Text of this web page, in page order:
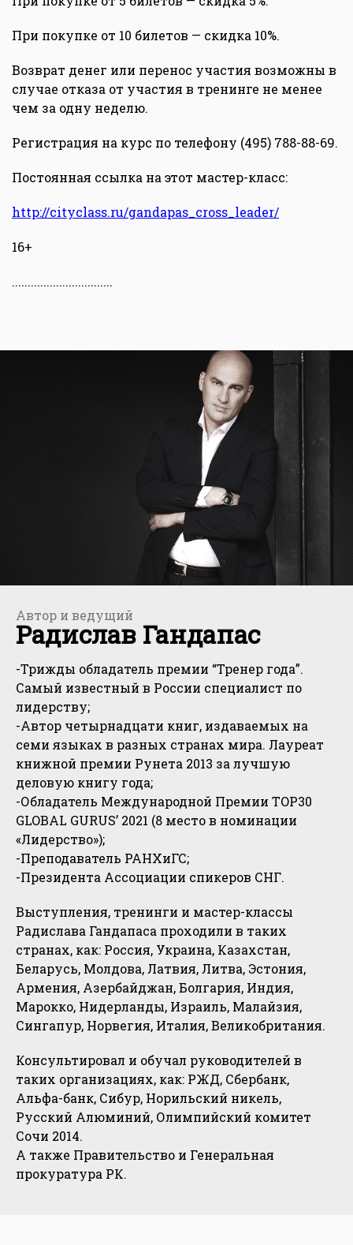
При покупке от 10 билетов — скидка 10%.
Возврат денег или перенос участия возможны в
случае отказа от участия в тренинге не менее
чем за одну неделю.
Регистрация на курс по телефону (495) 788-88-69.
Постоянная ссылка на этот мастер-класс:
http://cityclass.ru/gandapas_cross_leader/
16+
................................
Автор и ведущий
Радислав Гандапас
-Трижды обладатель премии “Тренер года”.
Самый известный в России специалист по
лидерству;
-Автор четырнадцати книг, издаваемых на
семи языках в разных странах мира. Лауреат
книжной премии Рунета 2013 за лучшую
деловую книгу года;
-Обладатель Международной Премии TOP30
GLOBAL GURUS’ 2021 (8 место в номинации
«Лидерство»);
-Преподаватель РАНХиГС;
-Президента Ассоциации спикеров СНГ.
Выступления, тренинги и мастер-классы
Радислава Гандапаса проходили в таких
странах, как: Россия, Украина, Казахстан,
Беларусь, Молдова, Латвия, Литва, Эстония,
Армения, Азербайджан, Болгария, Индия,
Марокко, Нидерланды, Израиль, Малайзия,
Сингапур, Норвегия, Италия, Великобритания.
Консультировал и обучал руководителей в
таких организациях, как: РЖД, Сбербанк,
Альфа-банк, Сибур, Норильский никель,
Русский Алюминий, Олимпийский комитет
Сочи 2014.
А также Правительство и Генеральная
прокуратура РК.